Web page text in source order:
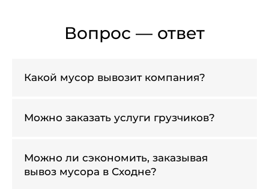
Вопрос — ответ
Какой мусор вывозит компания?
Можно заказать услуги грузчиков?
Можно ли сэкономить, заказывая
вывоз мусора в Сходне?